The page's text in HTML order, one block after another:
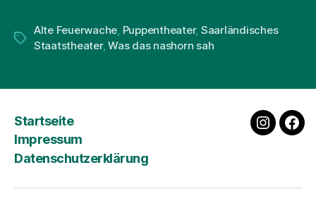
Schlagwörter
Alte Feuerwache, Puppentheater, Saarländisches
Staatstheater,Was das nashorn sah
Startseite
Impressum
Datenschutzerklärung